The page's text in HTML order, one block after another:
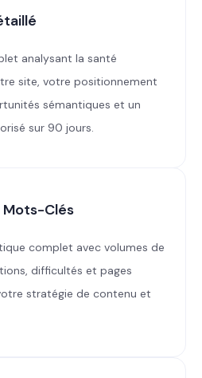
analysant la santé
site, votre positionnement
sémantiques et un
sur 90 jours.
Clés
complet avec volumes de
difficultés et pages
stratégie de contenu et